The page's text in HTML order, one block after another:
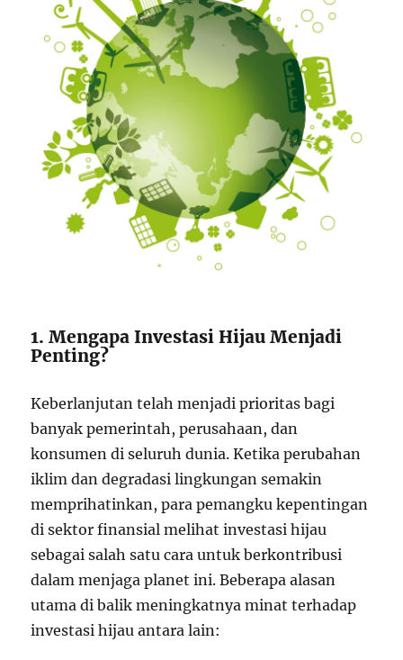
1. Mengapa Investasi Hijau Menjadi
Penting?
Keberlanjutan telah menjadi prioritas bagi
banyak pemerintah, perusahaan, dan
konsumen di seluruh dunia. Ketika perubahan
iklim dan degradasi lingkungan semakin
memprihatinkan, para pemangku kepentingan
di sektor finansial melihat investasi hijau
sebagai salah satu cara untuk berkontribusi
dalam menjaga planet ini. Beberapa alasan
utama di balik meningkatnya minat terhadap
investasi hijau antara lain: